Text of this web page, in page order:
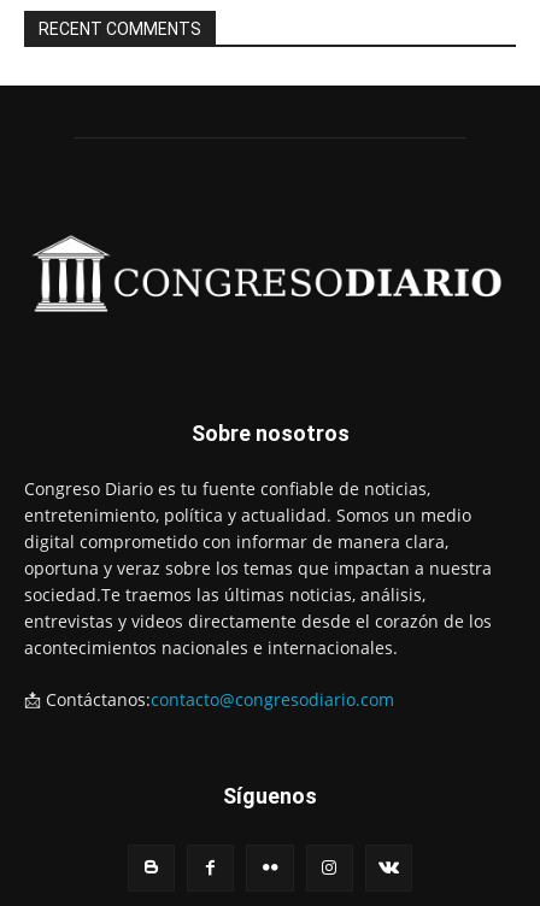
RECENT COMMENTS
Sobre nosotros
Congreso Diario es tu fuente confiable de noticias,
entretenimiento, política y actualidad. Somos un medio
digital comprometido con informar de manera clara,
oportuna y veraz sobre los temas que impactan a nuestra
sociedad.Te traemos las últimas noticias, análisis,
entrevistas y videos directamente desde el corazón de los
acontecimientos nacionales e internacionales.
📩 Contáctanos:contacto@congresodiario.com
Síguenos